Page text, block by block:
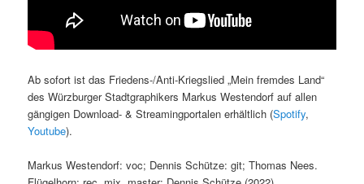
Ab sofort ist das Friedens-/Anti-Kriegslied „Mein fremdes Land“
des Würzburger Stadtgraphikers Markus Westendorf auf allen
gängigen Download- & Streamingportalen erhältlich (Spotify,
Youtube).
Markus Westendorf: voc; Dennis Schütze: git; Thomas Nees.